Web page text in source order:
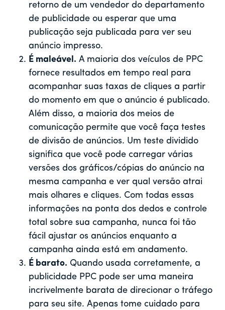
retorno de um vendedor do departamento
de publicidade ou esperar que uma
publicação seja publicada para ver seu
anúncio impresso.
É maleável. A maioria dos veículos de PPC
fornece resultados em tempo real para
acompanhar suas taxas de cliques a partir
do momento em que o anúncio é publicado.
Além disso, a maioria dos meios de
comunicação permite que você faça testes
de divisão de anúncios. Um teste dividido
significa que você pode carregar várias
versões dos gráficos/cópias do anúncio na
mesma campanha e ver qual versão atrai
mais olhares e cliques. Com todas essas
informações na ponta dos dedos e controle
total sobre sua campanha, nunca foi tão
fácil ajustar os anúncios enquanto a
campanha ainda está em andamento.
É barato. Quando usada corretamente, a
publicidade PPC pode ser uma maneira
incrivelmente barata de direcionar o tráfego
para seu site. Apenas tome cuidado para